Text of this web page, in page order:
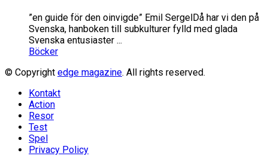
”en guide för den oinvigde” Emil SergelDå har vi den på
Svenska, hanboken till subkulturer fylld med glada
Svenska entusiaster ...
Böcker
© Copyright edge magazine. All rights reserved.
Kontakt
Action
Resor
Test
Spel
Privacy Policy